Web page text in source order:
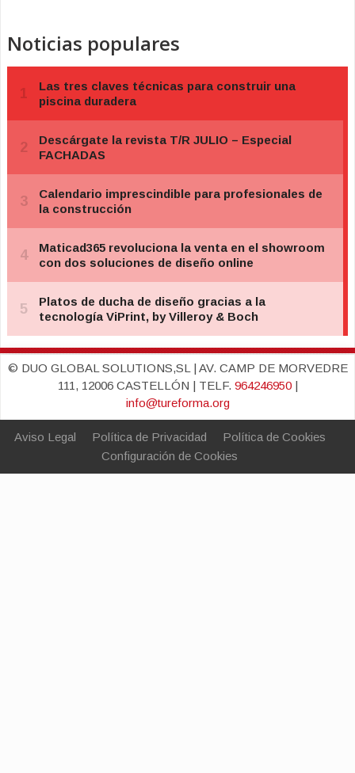
Noticias populares
© DUO GLOBAL SOLUTIONS,SL | AV. CAMP DE MORVEDRE
111, 12006 CASTELLÓN | TELF. 964246950|
info@tureforma.org
Aviso Legal Política de Privacidad
Política de Cookies
Configuración de Cookies